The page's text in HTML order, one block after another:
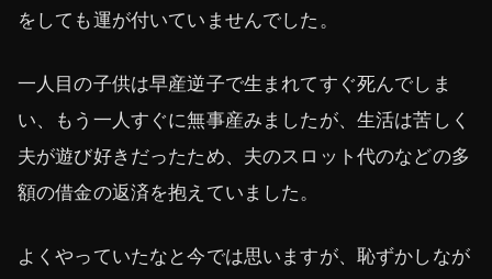
をしても運が付いていませんでした。
一人目の子供は早産逆子で生まれてすぐ死んでしま
い、もう一人すぐに無事産みましたが、生活は苦しく
夫が遊び好きだったため、夫のスロット代のなどの多
額の借金の返済を抱えていました。
よくやっていたなと今では思いますが、恥ずかしなが